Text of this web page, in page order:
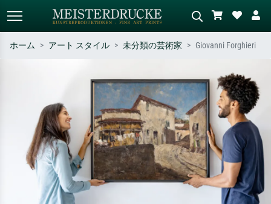
作家名・作品名・スタイルで検索
– 例：モネ、星月夜、印象派、北
斎の波、ヌード。
シーンを説明してください – 例：
緑の草原、赤の多い抽象画、暗い
油絵、木のそばの立ち姿のヌー
ド。
ホーム アート スタイル 未分類の芸術家 Giovanni Forghieri